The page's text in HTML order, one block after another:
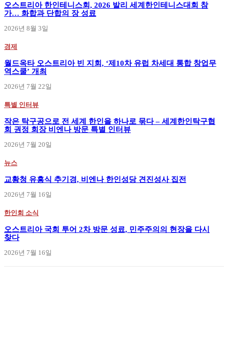
오스트리아 한인테니스회, 2026 발리 세계한인테니스대회 참
가… 화합과 단합의 장 성료
2026년 8월 3일
경제
월드옥타 오스트리아 빈 지회, ‘제10차 유럽 차세대 통합 창업무
역스쿨’ 개최
2026년 7월 22일
특별 인터뷰
작은 탁구공으로 전 세계 한인을 하나로 묶다 – 세계한인탁구협
회 권정 회장 비엔나 방문 특별 인터뷰
2026년 7월 20일
뉴스
교황청 유흥식 추기경, 비엔나 한인성당 견진성사 집전
2026년 7월 16일
한인회 소식
오스트리아 국회 투어 2차 방문 성료, 민주주의의 현장을 다시
찾다
2026년 7월 16일